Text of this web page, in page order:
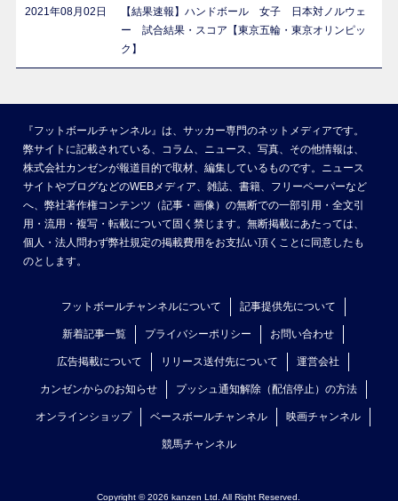
2021年08月02日
【結果速報】ハンドボール 女子 日本対ノルウェ
ー 試合結果・スコア【東京五輪・東京オリンピッ
ク】
『フットボールチャンネル』は、サッカー専門のネットメディアです。
弊サイトに記載されている、コラム、ニュース、写真、その他情報は、
株式会社カンゼンが報道目的で取材、編集しているものです。ニュース
サイトやブログなどのWEBメディア、雑誌、書籍、フリーペーパーなど
へ、弊社著作権コンテンツ（記事・画像）の無断での一部引用・全文引
用・流用・複写・転載について固く禁じます。無断掲載にあたっては、
個人・法人問わず弊社規定の掲載費用をお支払い頂くことに同意したも
のとします。
フットボールチャンネルについて 記事提供先について
新着記事一覧 プライバシーポリシー お問い合わせ
広告掲載について リリース送付先について 運営会社
カンゼンからのお知らせ プッシュ通知解除（配信停止）の方法
オンラインショップ ベースボールチャンネル 映画チャンネル
競馬チャンネル
Copyright © 2026 kanzen Ltd. All Right Reserved.